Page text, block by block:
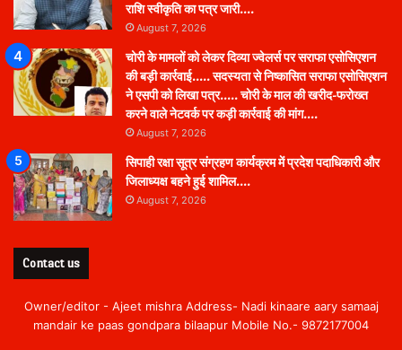
राशि स्वीकृति का पत्र जारी….
August 7, 2026
चोरी के मामलों को लेकर दिव्या ज्वेलर्स पर सराफा एसोसिएशन
की बड़ी कार्रवाई….. सदस्यता से निष्कासित सराफा एसोसिएशन
ने एसपी को लिखा पत्र….. चोरी के माल की खरीद-फरोख्त
करने वाले नेटवर्क पर कड़ी कार्रवाई की मांग….
August 7, 2026
सिपाही रक्षा सूत्र संग्रहण कार्यक्रम में प्रदेश पदाधिकारी और
जिलाध्यक्ष बहने हुई शामिल….
August 7, 2026
Contact us
Owner/editor - Ajeet mishra Address- Nadi kinaare aary samaaj
mandair ke paas gondpara bilaapur Mobile No.- 9872177004